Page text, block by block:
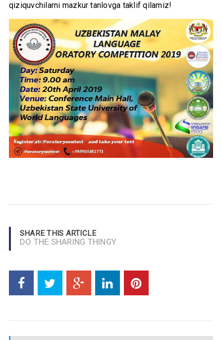
qiziquvchilarni mazkur tanlovga taklif qilamiz!
SHARE THIS ARTICLE
DO THE SHARING THINGY